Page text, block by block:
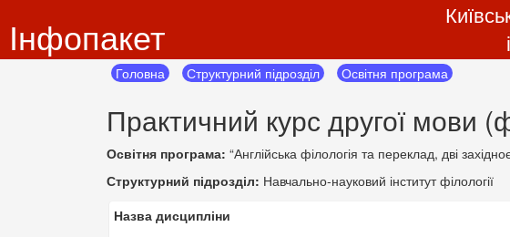
Інфопакет
Головна
Структурний підрозділ Освітня програма
Практичний курс другої мови
Освітня програма: “Англійська філологія та переклад, дві
Структурний підрозділ: Навчально-науковий інститут філології
Назва дисципліни